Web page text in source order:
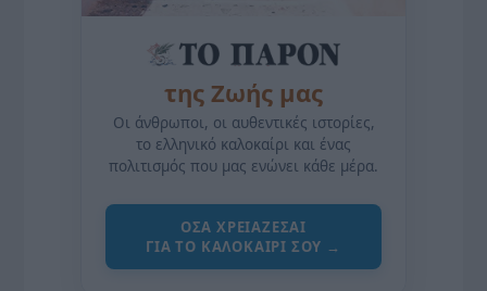
της Ζωής μας
Οι άνθρωποι, οι αυθεντικές ιστορίες,
το ελληνικό καλοκαίρι και ένας
πολιτισμός που μας ενώνει κάθε μέρα.
ΌΣΑ ΧΡΕΙΆΖΕΣΑΙ
ΓΙΑ ΤΟ ΚΑΛΟΚΑΊΡΙ ΣΟΥ →